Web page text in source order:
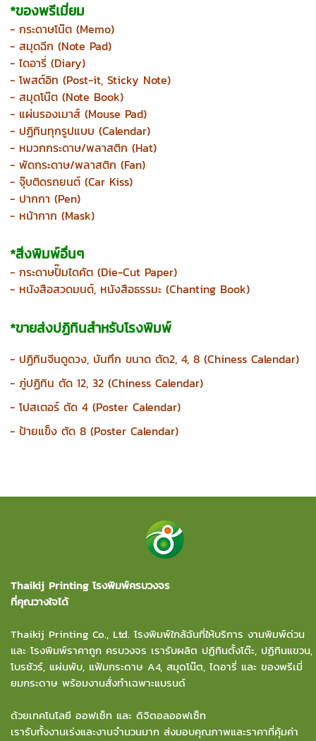
*ของพรีเมี่ยม
- กระดาษโน๊ต (Memo)
- สมุดฉีก (Note Pad)
- ไดอารี่ (Diary)
- โพสต์อิท (Post-it, Sticky Note)
- สมุดโน๊ต (Note Book)
- แผ่นรองเมาส์ (Mouse Pad)
- ปฏิทินทุกรูปแบบ (Calendar)
- หมวกกระดาษ/พลาสติก (Hat)
- พัดกระดาษ/พลาสติก (Fan)
- จุ๊บติดรถยนต์ (Car Kiss)
- ปากกา (Pen)
- หน้ากาก (Mask)
*สิ่งพิมพ์อื่นๆ
- กระดาษปั๊มไดคัต (Die-Cut Paper)
- หนังสือสวดมนต์, หนังสือธรรมะ (Chanting Book)
*ขายส่งปฏิทินสำหรับโรงพิมพ์
- ปฏิทินจีนดูดวง, บันทึก ขนาด ตัด2, 4, 8 (Chiness Calendar)
- ภู่ปฏิทิน ตัด 12, 32 (Chiness Calendar)
- โปสเตอร์ ตัด 4 (Poster Calendar)
- ป้ายแข็ง ตัด 8 (Poster Calendar)
Thaikij Printing โรงพิมพ์ครบวงจร
ที่คุณวางใจได้
Thaikij Printing Co., Ltd. โรงพิมพ์ใกล้ฉันที่ให้บริการ งานพิมพ์ด่วน
และ โรงพิมพ์ราคาถูก ครบวงจร เรารับผลิต ปฏิทินตั้งโต๊ะ, ปฏิทินแขวน,
โบรชัวร์, แผ่นพับ, แฟ้มกระดาษ A4, สมุดโน๊ต, ไดอารี่ และ ของพรีเมี่
ยมกระดาษ พร้อมงานสั่งทำเฉพาะแบรนด์
ด้วยเทคโนโลยี ออฟเซ็ท และ ดิจิตอลออฟเซ็ท
เรารับทั้งงานเร่งและงานจำนวนมาก ส่งมอบคุณภาพและราคาที่คุ้มค่า